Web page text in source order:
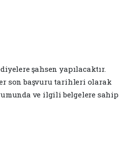
şahsen yapılacaktır.
son başvuru tarihleri olarak
ve ilgili belgelere sahip